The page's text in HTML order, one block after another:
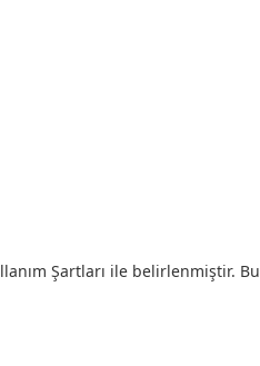
Şartları ile belirlenmiştir.